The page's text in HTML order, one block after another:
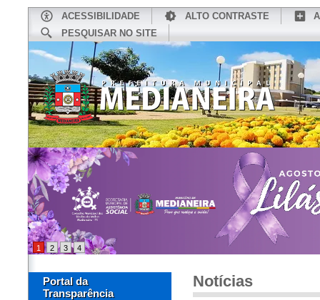
ACESSIBILIDADE ALTO CONTRASTE
PESQUISAR NO SITE
CONHEÇA MEDIANEIRA
1 2 3 4
Portal da
Transparência
Notícias